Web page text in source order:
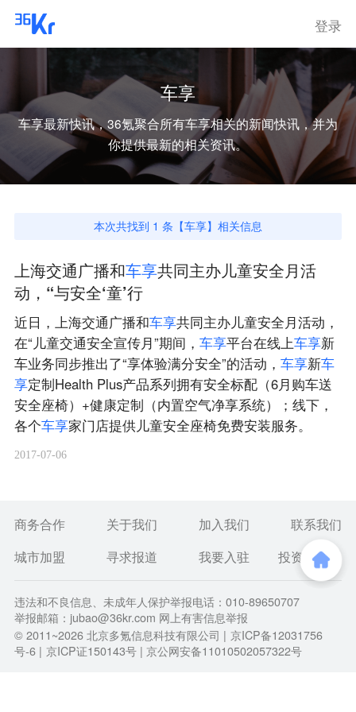
登录
车享
车享最新快讯，36氪聚合所有车享相关的新闻快讯，并为
你提供最新的相关资讯。
本次共找到 1 条【车享】相关信息
上海交通广播和车享共同主办儿童安全月活
动，“与安全‘童’行
近日，上海交通广播和车享共同主办儿童安全月活动，
在“儿童交通安全宣传月”期间， 车享平台在线上车享新
车业务同步推出了“享体验满分安全”的活动， 车享新车
享定制Health Plus产品系列拥有安全标配（6月购车送
安全座椅）+健康定制（内置空气净享系统）；线下，
各个车享家门店提供儿童安全座椅免费安装服务。
2017-07-06
商务合作 关于我们 加入我们
联系我们
城市加盟
寻求报道 我要入驻 投资者关系
违法和不良信息、未成年人保护举报电话：010-89650707
举报邮箱：jubao@36kr.com 网上有害信息举报
© 2011~2026北京多氪信息科技有限公司 | 京ICP备12031756
号-6 | 京ICP证150143号 | 京公网安备11010502057322号